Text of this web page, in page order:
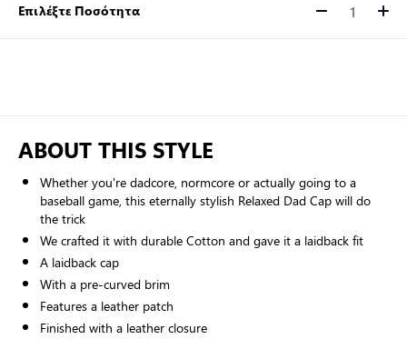
Επιλέξτε Ποσότητα Ποσότητα
ABOUT THIS STYLE
Whether you're dadcore, normcore or actually going to a
baseball game, this eternally stylish Relaxed Dad Cap will do
the trick
We crafted it with durable Cotton and gave it a laidback fit
A laidback cap
With a pre-curved brim
Features a leather patch
Finished with a leather closure